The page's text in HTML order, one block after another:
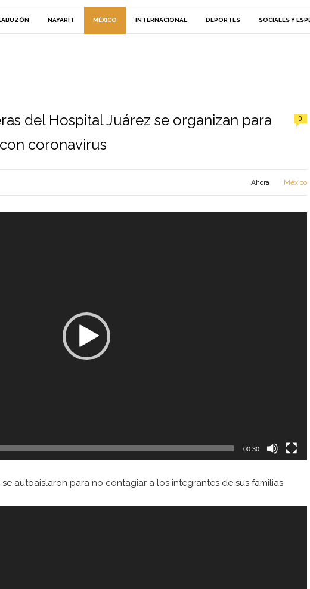
NAYARIT MÉXICO INTERNACIONAL DEPORTES SOCIALES Y
del Hospital Juárez se organizan para
coronavirus
0
Ahora México
00:30
autoaislaron para no contagiar a los integrantes de sus familias